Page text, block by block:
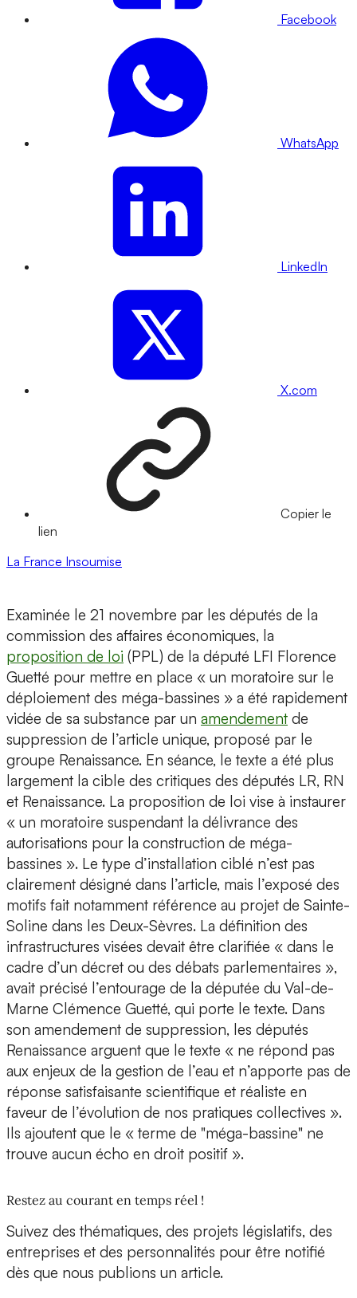
Facebook
WhatsApp
LinkedIn
X.com
Copier le
lien
La France Insoumise
Examinée le 21 novembre par les députés de la
commission des affaires économiques, la
proposition de loi (PPL) de la député LFI Florence
Guetté pour mettre en place « un moratoire sur le
déploiement des méga-bassines » a été rapidement
vidée de sa substance par un amendement de
suppression de l’article unique, proposé par le
groupe Renaissance. En séance, le texte a été plus
largement la cible des critiques des députés LR, RN
et Renaissance. La proposition de loi vise à instaurer
« un moratoire suspendant la délivrance des
autorisations pour la construction de méga-
bassines ». Le type d’installation ciblé n’est pas
clairement désigné dans l’article, mais l’exposé des
motifs fait notamment référence au projet de Sainte-
Soline dans les Deux-Sèvres. La définition des
infrastructures visées devait être clarifiée « dans le
cadre d’un décret ou des débats parlementaires »,
avait précisé l’entourage de la députée du Val-de-
Marne Clémence Guetté, qui porte le texte. Dans
son amendement de suppression, les députés
Renaissance arguent que le texte « ne répond pas
aux enjeux de la gestion de l’eau et n’apporte pas de
réponse satisfaisante scientifique et réaliste en
faveur de l’évolution de nos pratiques collectives ».
Ils ajoutent que le « terme de "méga-bassine" ne
trouve aucun écho en droit positif ».
Restez au courant en temps réel !
Suivez des thématiques, des projets législatifs, des
entreprises et des personnalités pour être notifié
dès que nous publions un article.